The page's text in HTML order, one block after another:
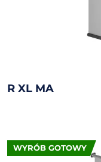
R XL MA
WYRÓB GOTOWY